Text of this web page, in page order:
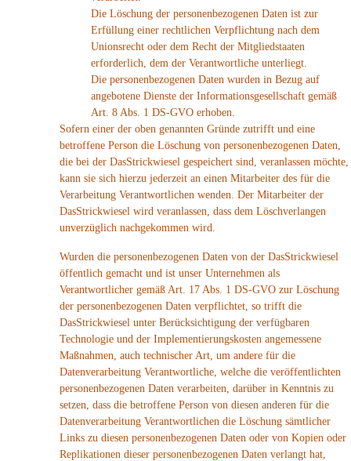
Die Löschung der personenbezogenen Daten ist zur
Erfüllung einer rechtlichen Verpflichtung nach dem
Unionsrecht oder dem Recht der Mitgliedstaaten
erforderlich, dem der Verantwortliche unterliegt.
Die personenbezogenen Daten wurden in Bezug auf
angebotene Dienste der Informationsgesellschaft gemäß
Art. 8 Abs. 1 DS-GVO erhoben.
Sofern einer der oben genannten Gründe zutrifft und eine
betroffene Person die Löschung von personenbezogenen Daten,
die bei der DasStrickwiesel gespeichert sind, veranlassen möchte,
kann sie sich hierzu jederzeit an einen Mitarbeiter des für die
Verarbeitung Verantwortlichen wenden. Der Mitarbeiter der
DasStrickwiesel wird veranlassen, dass dem Löschverlangen
unverzüglich nachgekommen wird.
Wurden die personenbezogenen Daten von der DasStrickwiesel
öffentlich gemacht und ist unser Unternehmen als
Verantwortlicher gemäß Art. 17 Abs. 1 DS-GVO zur Löschung
der personenbezogenen Daten verpflichtet, so trifft die
DasStrickwiesel unter Berücksichtigung der verfügbaren
Technologie und der Implementierungskosten angemessene
Maßnahmen, auch technischer Art, um andere für die
Datenverarbeitung Verantwortliche, welche die veröffentlichten
personenbezogenen Daten verarbeiten, darüber in Kenntnis zu
setzen, dass die betroffene Person von diesen anderen für die
Datenverarbeitung Verantwortlichen die Löschung sämtlicher
Links zu diesen personenbezogenen Daten oder von Kopien oder
Replikationen dieser personenbezogenen Daten verlangt hat,